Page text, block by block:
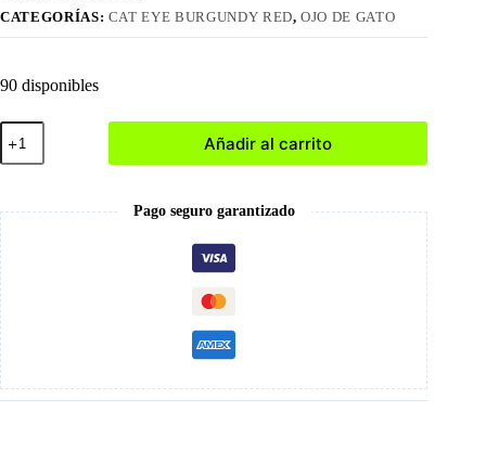
CATEGORÍAS: CAT EYE BURGUNDY RED,OJO DE GATO
90 disponibles
006
Esmalte
ojo
Rojo
Borgoña
cantidad
Añadir al carrito
Pago seguro garantizado